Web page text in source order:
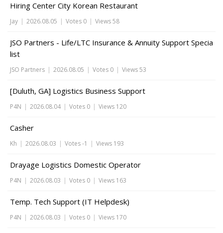
Hiring Center City Korean Restaurant
Jay | 2026.08.05 | Votes 0 | Views 58
JSO Partners - Life/LTC Insurance & Annuity Support Specia
list
JSO Partners | 2026.08.05 | Votes 0 | Views 53
[Duluth, GA] Logistics Business Support
P4N | 2026.08.04 | Votes 0 | Views 120
Casher
Kh | 2026.08.03 | Votes -1 | Views 193
Drayage Logistics Domestic Operator
P4N | 2026.08.03 | Votes 0 | Views 163
Temp. Tech Support (IT Helpdesk)
P4N | 2026.08.03 | Votes 0 | Views 170